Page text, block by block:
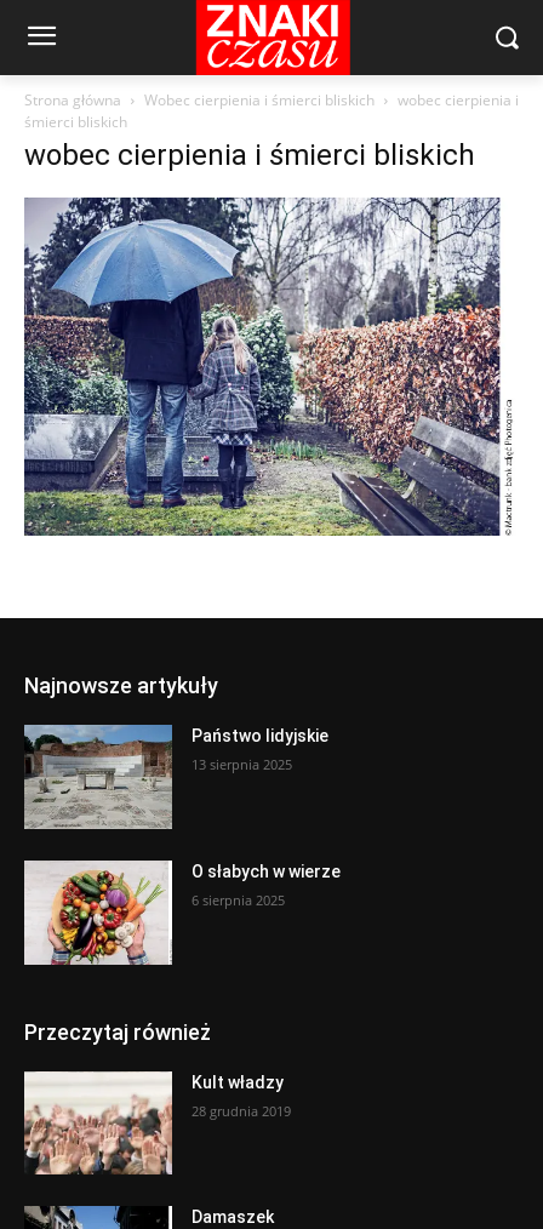
Strona główna Wobec cierpienia i śmierci bliskich
wobec cierpienia i
śmierci bliskich
wobec cierpienia i śmierci bliskich
Najnowsze artykuły
Państwo lidyjskie
13 sierpnia 2025
O słabych w wierze
6 sierpnia 2025
Przeczytaj również
Kult władzy
28 grudnia 2019
Damaszek